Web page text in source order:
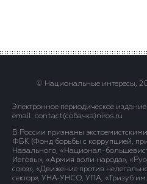
© Национальные интересы,
Электронное периодическое
email: contact(сoбaчка)niros.ru
В России признаны
ФБК (Фонд борьбы с коррупцией,
Навального, «Национал-
Иеговы», «Армия воли народа»,
союз», «Движение против
сектор», УНА-УНСО, УПА, «Тризуб